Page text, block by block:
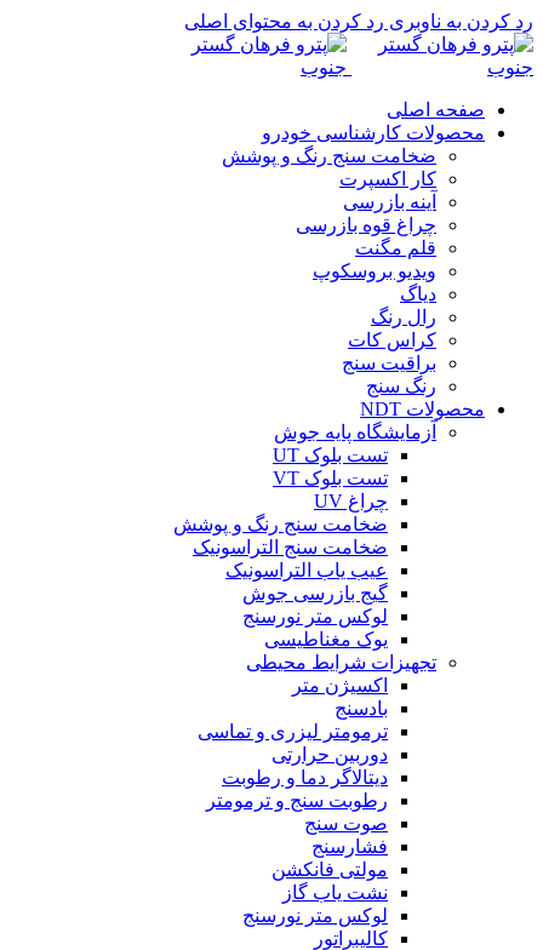
رد کردن به ناوبری رد کردن به محتوای اصلی
صفحه اصلی
محصولات کارشناسی خودرو
ضخامت سنج رنگ و پوشش
کار اکسپرت
آینه بازرسی
چراغ قوه بازرسی
قلم مگنت
ویدیو بروسکوپ
دیاگ
رال رنگ
کراس کات
براقیت سنج
رنگ سنج
محصولات NDT
آزمایشگاه پایه جوش
تست بلوک UT
تست بلوک VT
چراغ UV
ضخامت سنج رنگ و پوشش
ضخامت سنج التراسونیک
عیب یاب التراسونیک
گیج بازرسی جوش
لوکس متر نورسنج
یوک مغناطیسی
تجهیزات شرایط محیطی
اکسیژن متر
بادسنج
ترمومتر لیزری و تماسی
دوربین حرارتی
دیتالاگر دما و رطوبت
رطوبت سنج و ترمومتر
صوت سنج
فشارسنج
مولتی فانکشن
نشت یاب گاز
لوکس متر نورسنج
کالیبراتور